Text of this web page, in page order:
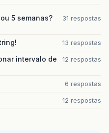
5 semanas?
31 respostas
13 respostas
intervalo de
12 respostas
6 respostas
12 respostas